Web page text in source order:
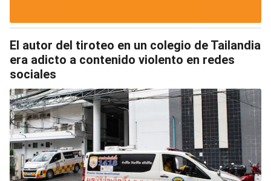
El autor del tiroteo en un colegio de Tailandia
era adicto a contenido violento en redes
sociales